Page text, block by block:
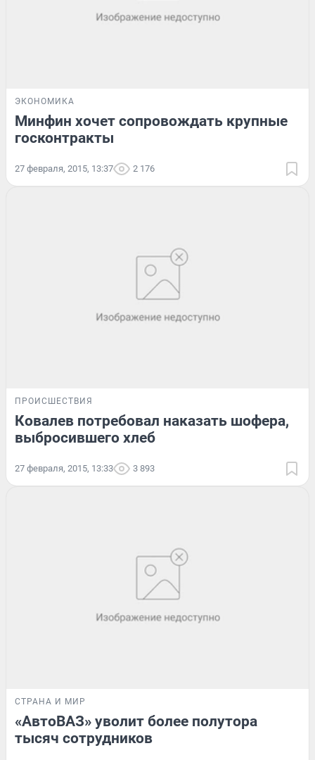
ЭКОНОМИКА
Минфин хочет сопровождать крупные
госконтракты
27 февраля, 2015, 13:37 2 176
ПРОИСШЕСТВИЯ
Ковалев потребовал наказать шофера,
выбросившего хлеб
27 февраля, 2015, 13:33 3 893
СТРАНА И МИР
«АвтоВАЗ» уволит более полутора
тысяч сотрудников